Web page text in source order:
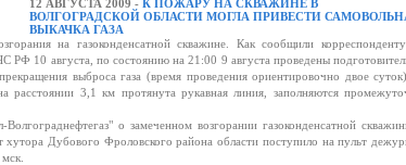
12 АВГУСТА 2009 - К ПОЖАРУ НА СКВАЖИНЕ В
ВОЛГОГРАДСКОЙ ОБЛАСТИ МОГЛА ПРИВЕСТИ
ВЫКАЧКА ГАЗА
на газоконденсатной скважине. Как сообщили
10 августа, по состоянию на 21:00 9 августа проведены
выброса газа (время проведения ориентировочно двое
3,1 км протянута рукавная линия, заполняются
о замеченном возгорании газоконденсатной
Дубового Фроловского района области поступило на пульт